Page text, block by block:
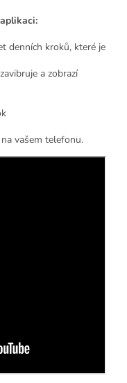
denních kroků, které je
a zobrazí
vašem telefonu.